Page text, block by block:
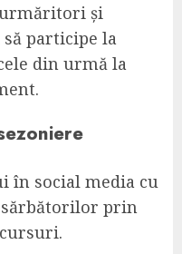
și
participe la
din urmă la
în social media cu
prin